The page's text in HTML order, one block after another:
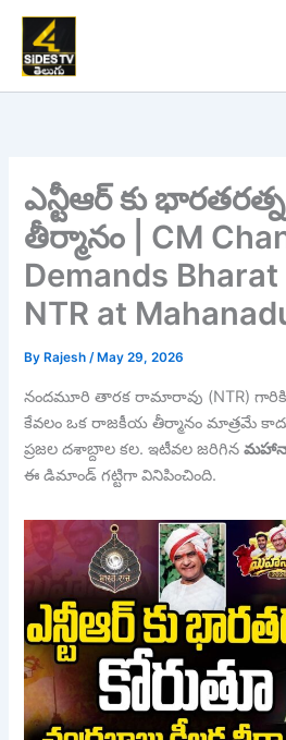
Skip
content
ఎన్టీఆర్ కు
తీర్మానం | CM
Demands
NTR at
By Rajesh/ May 29, 2026
నందమూరి తారక రామారావు (NTR)
కేవలం ఒక రాజకీయ తీర్మానం మాత్రమే
ప్రజల దశాబ్దాల కల. ఇటీవల జరిగిన
ఈ డిమాండ్ గట్టిగా వినిపించింది.